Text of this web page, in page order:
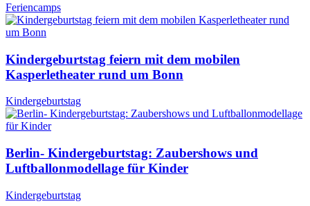
Feriencamps
Kindergeburtstag feiern mit dem mobilen
Kasperletheater rund um Bonn
Kindergeburtstag
Berlin- Kindergeburtstag: Zaubershows und
Luftballonmodellage für Kinder
Kindergeburtstag